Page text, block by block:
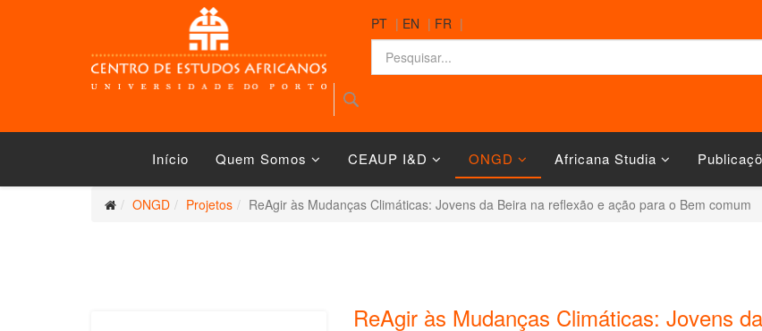
PT | EN | FR |
Início Quem Somos CEAUP I&D ONGD Africana Studia
ONGD Projetos ReAgir às Mudanças Climáticas: Jovens da Beira na reflexão e ação para o Bem comum
ReAgir às Mudanças Climáticas: Jovens